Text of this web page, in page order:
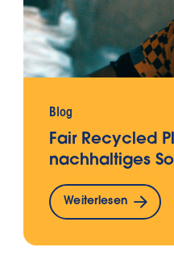
Blog
Fair Recycled
nachhaltiges
Weiterlesen